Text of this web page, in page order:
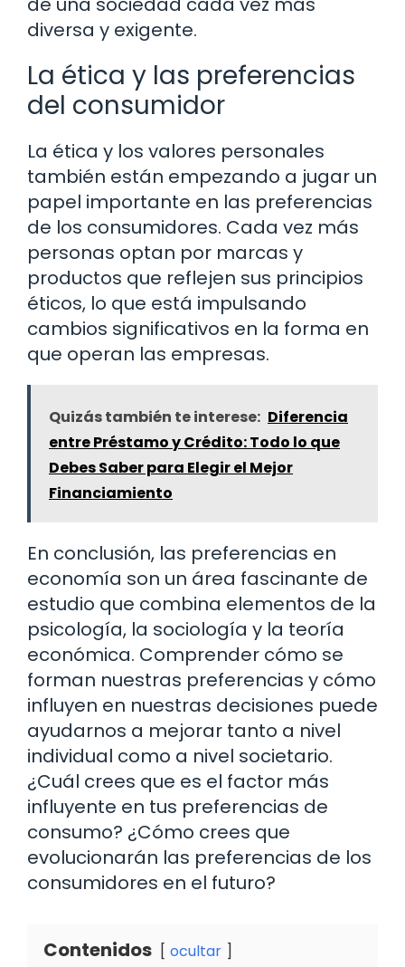
diversa y exigente.
La ética y las preferencias
del consumidor
La ética y los valores personales
también están empezando a jugar un
papel importante en las preferencias
de los consumidores. Cada vez más
personas optan por marcas y
productos que reflejen sus principios
éticos, lo que está impulsando
cambios significativos en la forma en
que operan las empresas.
Quizás también te interese: Diferencia
entre Préstamo y Crédito: Todo lo que
Debes Saber para Elegir el Mejor
Financiamiento
En conclusión, las preferencias en
economía son un área fascinante de
estudio que combina elementos de la
psicología, la sociología y la teoría
económica. Comprender cómo se
forman nuestras preferencias y cómo
influyen en nuestras decisiones puede
ayudarnos a mejorar tanto a nivel
individual como a nivel societario.
¿Cuál crees que es el factor más
influyente en tus preferencias de
consumo? ¿Cómo crees que
evolucionarán las preferencias de los
consumidores en el futuro?
Contenidos ocultar